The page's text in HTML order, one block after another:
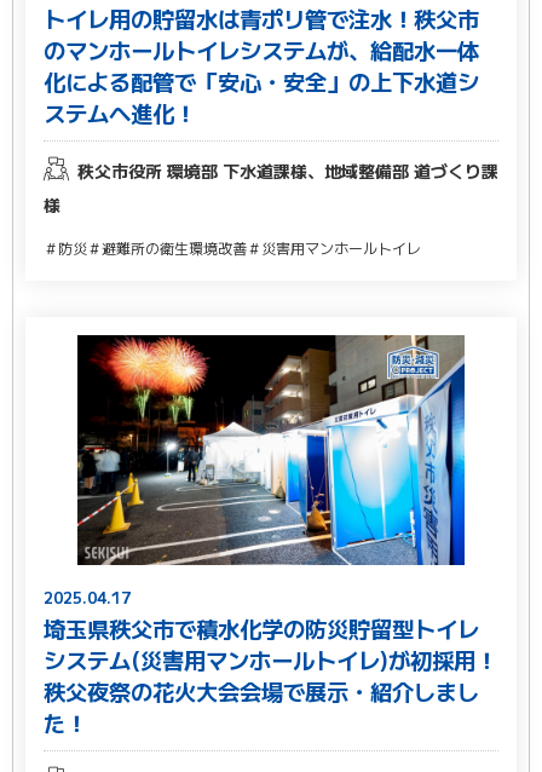
トイレ用の貯留水は青ポリ管で注水！秩父市
のマンホールトイレシステムが、給配水一体
化による配管で「安心・安全」の上下水道シ
ステムへ進化！
秩父市役所 環境部 下水道課様、地域整備部 道づくり課
様
＃防災＃避難所の衛生環境改善＃災害用マンホールトイレ
2025.04.17
埼玉県秩父市で積水化学の防災貯留型トイレ
システム(災害用マンホールトイレ)が初採用！
秩父夜祭の花火大会会場で展示・紹介しまし
た！